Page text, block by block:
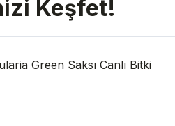
Keşfet!
Green Saksı Canlı Bitki